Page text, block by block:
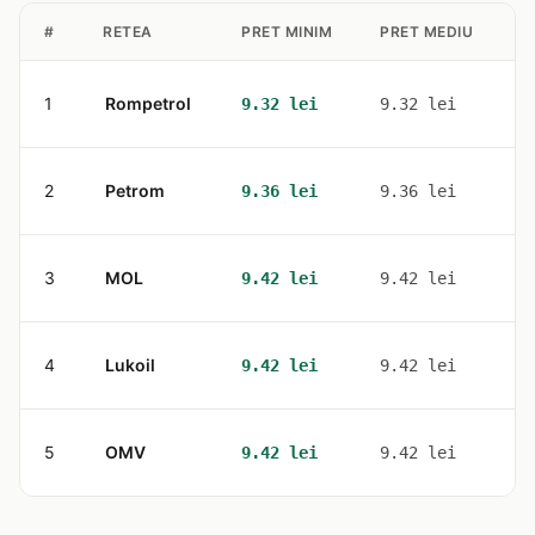
# RETEA PRET MINIM PRET MEDIU
1 Rompetrol 9.32 lei 9.32 lei
2 Petrom 9.36 lei 9.36 lei
3 MOL 9.42 lei 9.42 lei
4 Lukoil 9.42 lei 9.42 lei
5 OMV 9.42 lei 9.42 lei